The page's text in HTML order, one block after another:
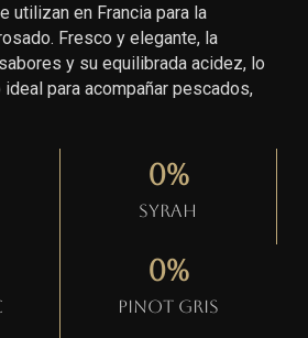
utilizan en Francia para la
Fresco y elegante, la
y su equilibrada acidez, lo
para acompañar pescados,
Syrah
0%
Pinot gris
0%